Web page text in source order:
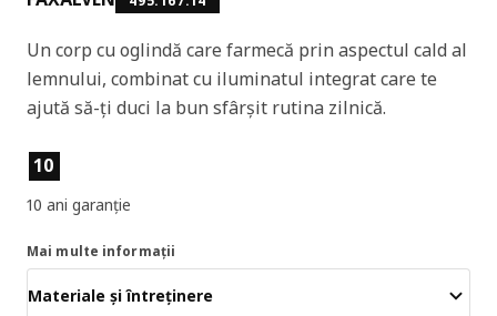
Un corp cu oglindă care farmecă prin aspectul cald al
lemnului, combinat cu iluminatul integrat care te
ajută să-ți duci la bun sfârșit rutina zilnică.
Caracteristicile produselor
10
10 ani garanție
Mai multe informații
Materiale și întreținere